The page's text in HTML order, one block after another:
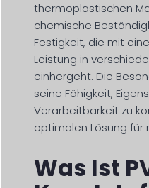
thermoplastischen
chemische
Festigkeit, die mit
Leistung in
einhergeht. Die
seine Fähigkeit,
Verarbeitbarkeit zu
optimalen Lösung für
Was Ist